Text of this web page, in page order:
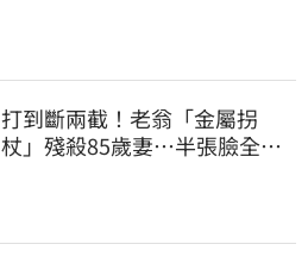
打到斷兩截！老翁「金屬拐
杖」殘殺85歲妻…半張臉全